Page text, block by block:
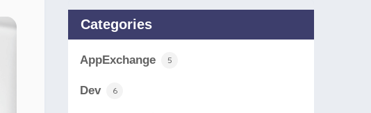
Categories
AppExchange 5
Dev 6